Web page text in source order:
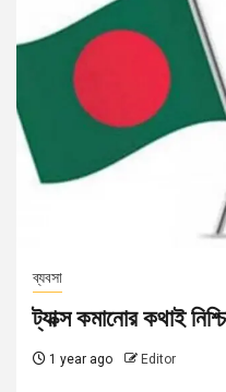
ব্যবসা
ট্যাক্স কমানোর কথাই
1 year ago Editor